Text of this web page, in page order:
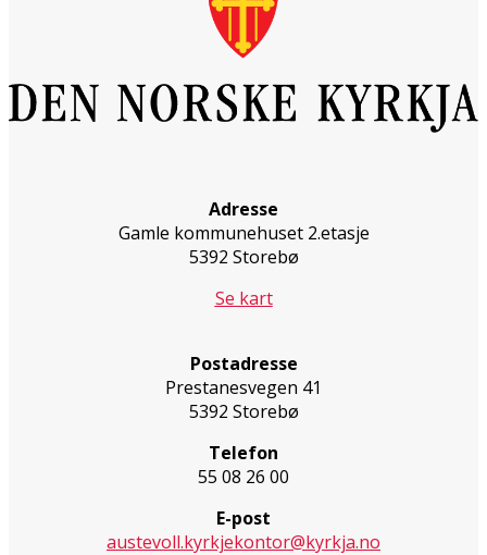
Adresse
Gamle kommunehuset 2.etasje
5392 Storebø
Se kart
Postadresse
Prestanesvegen 41
5392 Storebø
Telefon
55 08 26 00
E-post
austevoll.kyrkjekontor@kyrkja.no